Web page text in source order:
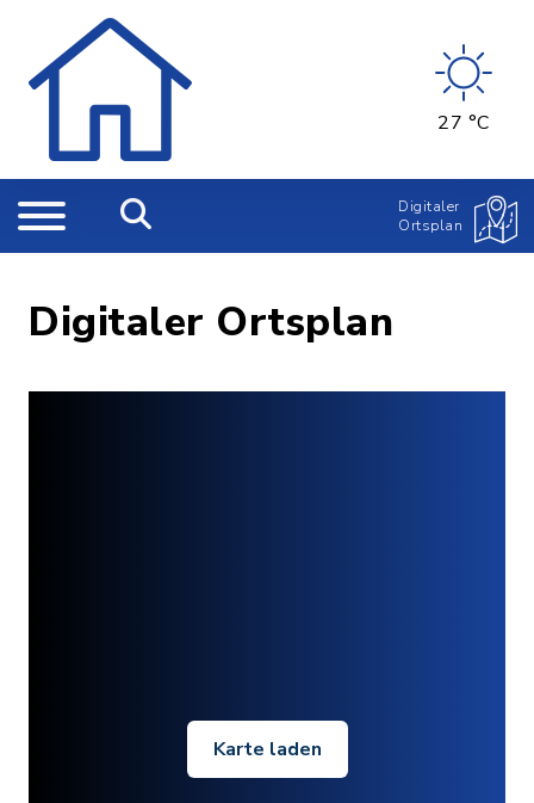
27 °C
Digitaler
Ortsplan
Digitaler Ortsplan
Karte laden